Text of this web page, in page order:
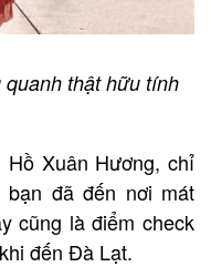
thật hữu tính
Xuân Hương, chỉ
đã đến nơi mát
cũng là điểm check
đến Đà Lạt.